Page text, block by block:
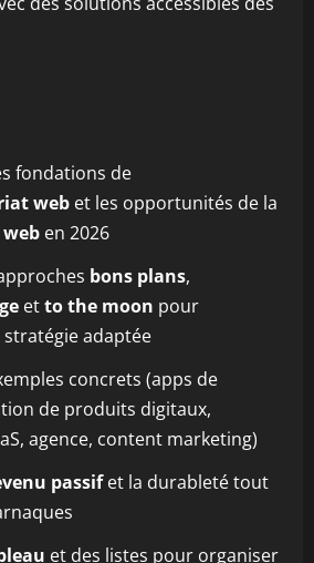
fondations de
web et les opportunités de la
en 2026
bons plans,
etto the moon pour
adaptée
concrets (apps de
de produits digitaux,
agence, content marketing)
passifet la durableté tout
et des listes pour organiser